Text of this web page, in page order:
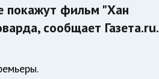
покажут фильм "Хан
сообщает Газета.ru.